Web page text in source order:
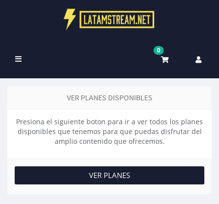
Toggle
0
VER PLANES DISPONIBLES
Presiona el siguiente boton para ir a ver todos los planes
disponibles que tenemos para que puedas disfrutar del
amplio contenido que ofrecemos.
VER PLANES